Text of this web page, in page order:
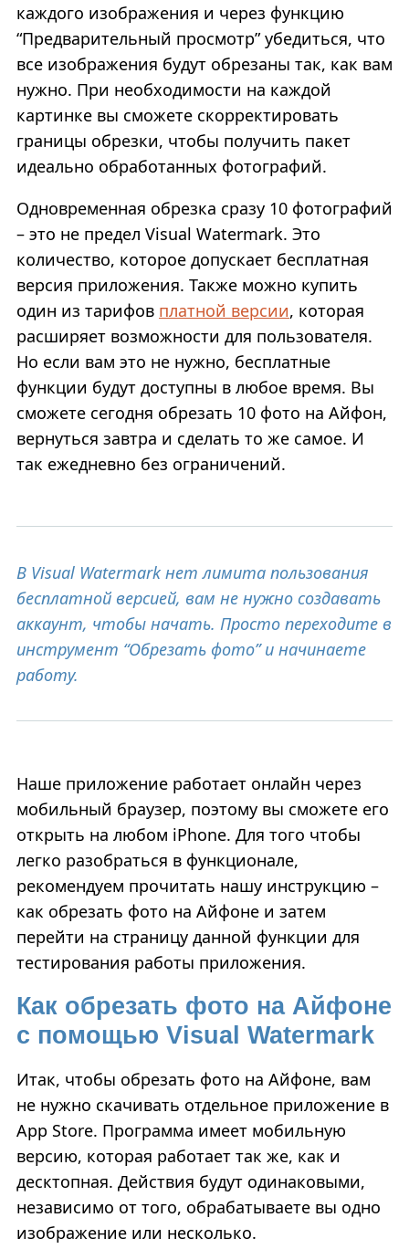
каждого изображения и через функцию
“Предварительный просмотр” убедиться, что
все изображения будут обрезаны так, как вам
нужно. При необходимости на каждой
картинке вы сможете скорректировать
границы обрезки, чтобы получить пакет
идеально обработанных фотографий.
Одновременная обрезка сразу 10 фотографий
– это не предел Visual Watermark. Это
количество, которое допускает бесплатная
версия приложения. Также можно купить
один из тарифов платной версии, которая
расширяет возможности для пользователя.
Но если вам это не нужно, бесплатные
функции будут доступны в любое время. Вы
сможете сегодня обрезать 10 фото на Айфон,
вернуться завтра и сделать то же самое. И
так ежедневно без ограничений.
В Visual Watermark нет лимита пользования
бесплатной версией, вам не нужно создавать
аккаунт, чтобы начать. Просто переходите в
инструмент “Обрезать фото” и начинаете
работу.
Наше приложение работает онлайн через
мобильный браузер, поэтому вы сможете его
открыть на любом iPhone. Для того чтобы
легко разобраться в функционале,
рекомендуем прочитать нашу инструкцию –
как обрезать фото на Айфоне и затем
перейти на страницу данной функции для
тестирования работы приложения.
Как обрезать фото на Айфоне
с помощью Visual Watermark
Итак, чтобы обрезать фото на Айфоне, вам
не нужно скачивать отдельное приложение в
App Store. Программа имеет мобильную
версию, которая работает так же, как и
десктопная. Действия будут одинаковыми,
независимо от того, обрабатываете вы одно
изображение или несколько.